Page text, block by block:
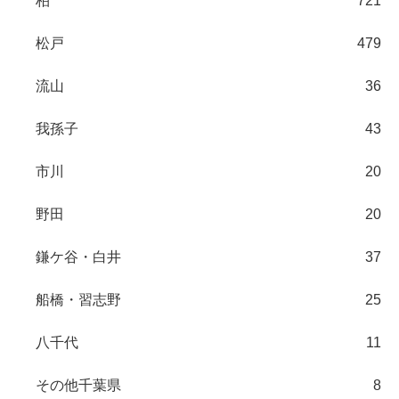
松戸 479
流山 36
我孫子 43
市川 20
野田 20
鎌ケ谷・白井 37
船橋・習志野 25
八千代 11
その他千葉県 8